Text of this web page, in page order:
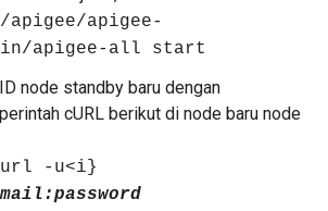
apigee-
apigee-all start
node standby baru dengan
cURL berikut di node baru node
-u<i}